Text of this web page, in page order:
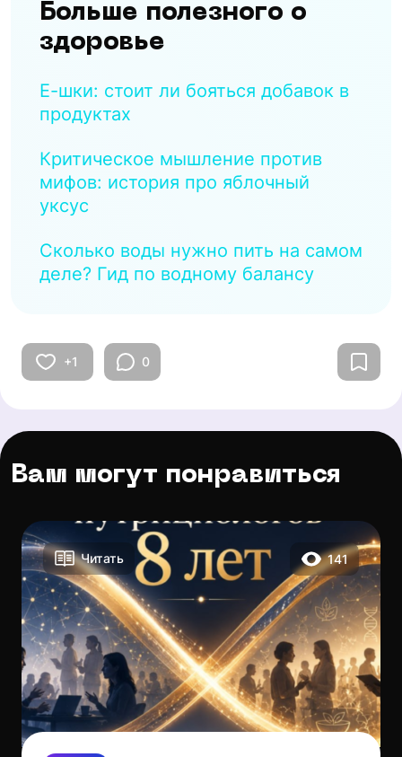
Больше полезного о
здоровье
Е-шки: стоит ли бояться добавок в
продуктах
Критическое мышление против
мифов: история про яблочный
уксус
Сколько воды нужно пить на самом
деле? Гид по водному балансу
+1 0
Вам могут понравиться
Читать 141